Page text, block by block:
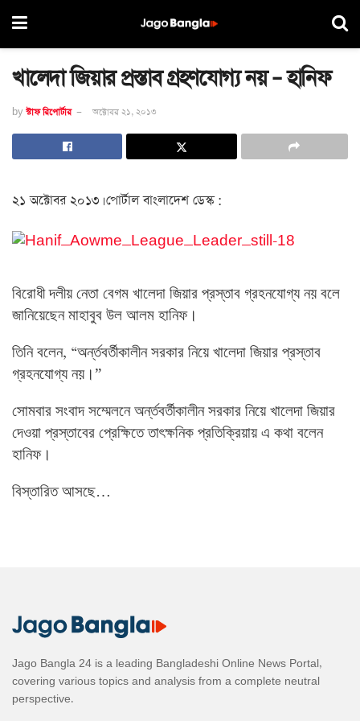
খালেদা জিয়ার প্রস্তাব গ্রহণযোগ্য নয় – হানিফ
by স্টাফ রিপোর্টার অক্টোবর ২১, ২০১৩
২১ অক্টোবর ২০১৩। পোর্টাল বাংলাদেশ ডেস্ক :
বিরোধী দলীয় নেতা বেগম খালেদা জিয়ার প্রস্তাব গ্রহনযোগ্য নয় বলে
জানিয়েছেন মাহাবুব উল আলম হানিফ।
তিনি বলেন, “অর্ন্তবর্তীকালীন সরকার নিয়ে খালেদা জিয়ার প্রস্তাব
গ্রহনযোগ্য নয়।”
সোমবার সংবাদ সম্মেলনে অর্ন্তবর্তীকালীন সরকার নিয়ে খালেদা জিয়ার
দেওয়া প্রস্তাবের প্রেক্ষিতে তাৎক্ষনিক প্রতিক্রিয়ায় এ কথা বলেন
হানিফ।
বিস্তারিত আসছে…
Jago Bangla 24 is a leading Bangladeshi Online News Portal,
covering various topics and analysis from a complete neutral
perspective.